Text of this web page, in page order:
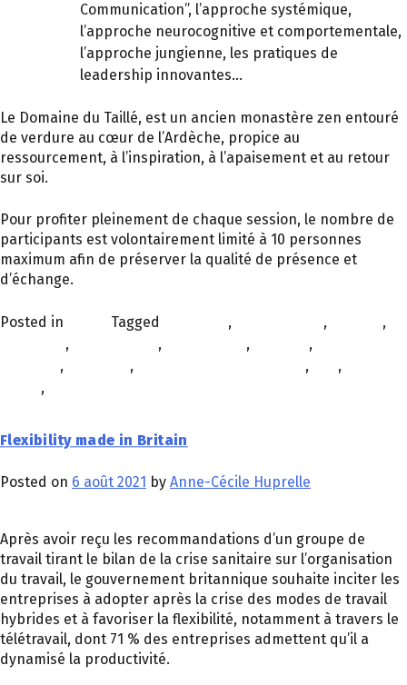
Communication”, l’approche systémique,
l’approche neurocognitive et comportementale,
l’approche jungienne, les pratiques de
leadership innovantes…
Le Domaine du Taillé, est un ancien monastère zen entouré
de verdure au cœur de l’Ardèche, propice au
ressourcement, à l’inspiration, à l’apaisement et au retour
sur soi.
Pour profiter pleinement de chaque session, le nombre de
participants est volontairement limité à 10 personnes
maximum afin de préserver la qualité de présence et
d’échange.
Posted in Tagged , ,
,
, , , ,
, , , ,
,
Flexibility made in Britain
Posted on 6 août 2021 by Anne-Cécile Huprelle
Après avoir reçu les recommandations d’un groupe de
travail tirant le bilan de la crise sanitaire sur l’organisation
du travail, le gouvernement britannique souhaite inciter les
entreprises à adopter après la crise des modes de travail
hybrides et à favoriser la flexibilité, notamment à travers le
télétravail, dont 71 % des entreprises admettent qu’il a
dynamisé la productivité.